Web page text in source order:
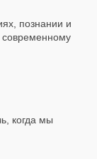
познании и
современному
когда мы